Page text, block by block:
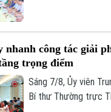
nhanh công tác giải
trọng điểm
Sáng 7/8, Ủy viên
Bí thư Thường trực